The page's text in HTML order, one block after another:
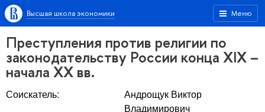
Меню
Высшая школа экономики
Преступления против религии по
законодательству России конца XIX –
начала XX вв.
Соискатель:
Андрощук Виктор
Владимирович